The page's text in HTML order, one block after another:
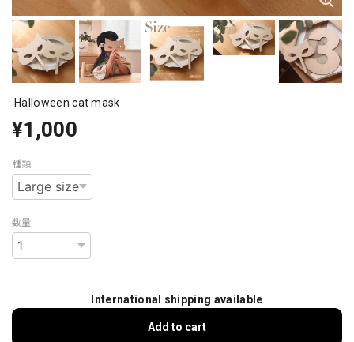
Halloween cat mask
¥1,000
種類
数量
International shipping available
Add to cart